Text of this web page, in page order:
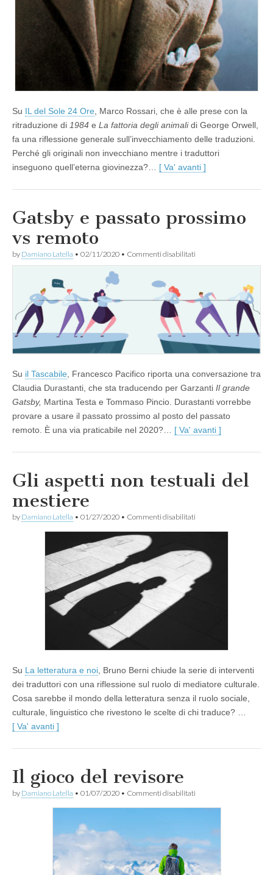
Su IL del Sole 24 Ore , Marco Rossari, che è alle prese con la
ritraduzione di 1984 e La fattoria degli animalidi George Orwell,
fa una riflessione generale sull’invecchiamento delle traduzioni.
Perché gli originali non invecchiano mentre i traduttori
inseguono quell’eterna giovinezza?… [ Va' avanti ]
Gatsby e passato prossimo
vs remoto
by Damiano Latella • 02/11/2020 • Commenti disabilitati
Gatsby
prossimo
vs
remoto
Su il Tascabile , Francesco Pacifico riporta una conversazione tra
Claudia Durastanti, che sta traducendo per Garzanti Il grande
Gatsby, Martina Testa e Tommaso Pincio. Durastanti vorrebbe
provare a usare il passato prossimo al posto del passato
remoto. È una via praticabile nel 2020?… [ Va' avanti ]
Gli aspetti non testuali del
mestiere
by Damiano Latella • 01/27/2020 • Commenti disabilitati
testuali
mestiere
Su La letteratura e noi , Bruno Berni chiude la serie di interventi
dei traduttori con una riflessione sul ruolo di mediatore culturale.
Cosa sarebbe il mondo della letteratura senza il ruolo sociale,
culturale, linguistico che rivestono le scelte di chi traduce? …
[ Va' avanti ]
Il gioco del revisore
by Damiano Latella • 01/07/2020 • Commenti disabilitati
revisore